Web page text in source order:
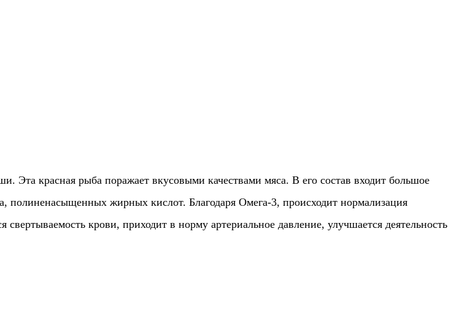
Эта красная рыба поражает вкусовыми качествами мяса. В его состав входит большое
полиненасыщенных жирных кислот. Благодаря Омега-3, происходит нормализация
крови, приходит в норму артериальное давление, улучшается деятельность